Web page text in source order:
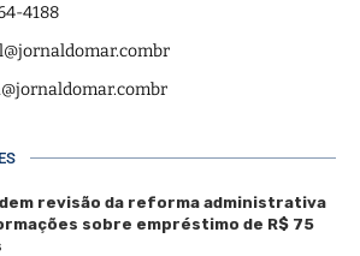
4188
revisão da reforma administrativa
sobre empréstimo de R$ 75